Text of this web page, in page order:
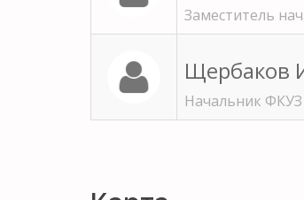
Заместитель
Щербаков
Начальник